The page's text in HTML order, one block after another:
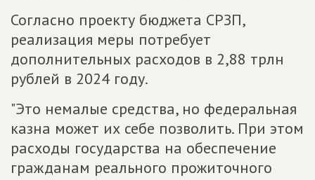
Согласно проекту бюджета СРЗП,
реализация меры потребует
дополнительных расходов в 2,88 трлн
рублей в 2024 году.
"Это немалые средства, но федеральная
казна может их себе позволить. При этом
расходы государства на обеспечение
гражданам реального прожиточного